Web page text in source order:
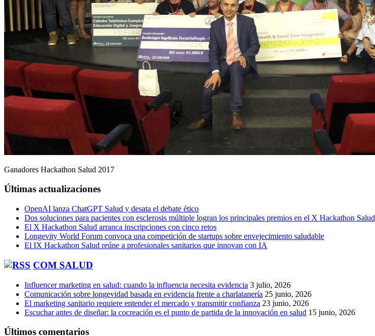
Ganadores Hackathon Salud 2017
Últimas actualizaciones
OpenAI lanza ChatGPT Salud y desata el debate ético
Dos soluciones para pacientes con esclerosis múltiple logran los principales premios en el X Hackathon Salud
El X Hackathon Salud arranca inscripciones con cinco retos
Longevity World Forum convoca una competición de startups sobre envejecimiento saludable
El IX Hackathon Salud reúne a profesionales sanitarios que innovan con IA
COM SALUD
Influencer marketing en salud: cuando la influencia necesita evidencia 3 julio, 2026
Comunicación sobre longevidad basada en evidencia frente a charlatanería 25 junio, 2026
El marketing sanitario requiere entender el mercado y transmitir confianza 23 junio, 2026
Escuchar antes de diseñar: la cocreación es el punto de partida de la innovación en salud 15 junio, 2026
Últimos comentarios